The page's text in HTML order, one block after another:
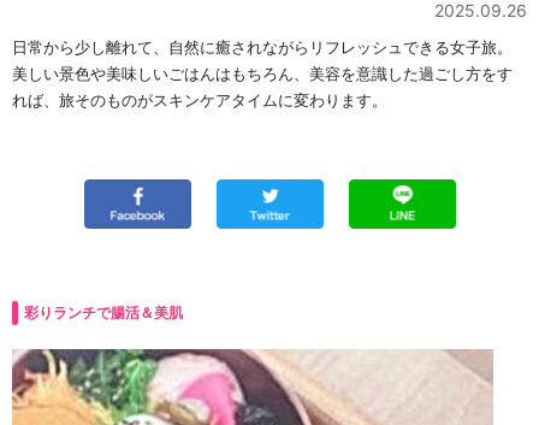
2025.09.26
日常から少し離れて、自然に癒されながらリフレッシュできる女子旅。
美しい景色や美味しいごはんはもちろん、美容を意識した過ごし方をす
れば、旅そのものがスキンケアタイムに変わります。
彩りランチで腸活＆美肌